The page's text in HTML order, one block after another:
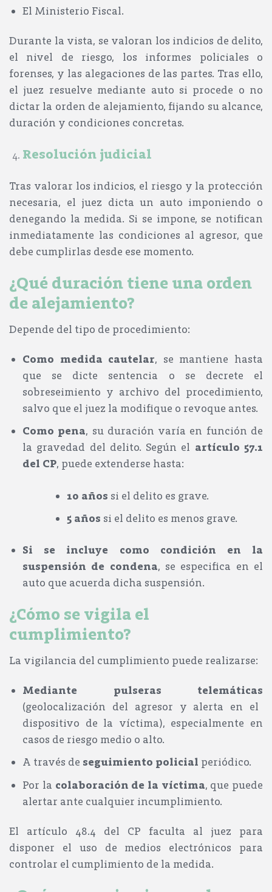
El Ministerio Fiscal.
Durante la vista, se valoran los indicios de delito,
el nivel de riesgo, los informes policiales o
forenses, y las alegaciones de las partes. Tras ello,
el juez resuelve mediante auto si procede o no
dictar la orden de alejamiento, fijando su alcance,
duración y condiciones concretas.
Resolución judicial
Tras valorar los indicios, el riesgo y la protección
necesaria, el juez dicta un auto imponiendo o
denegando la medida. Si se impone, se notifican
inmediatamente las condiciones al agresor, que
debe cumplirlas desde ese momento.
¿Qué duración tiene una orden
de alejamiento?
Depende del tipo de procedimiento:
Como medida cautelar, se mantiene hasta
que se dicte sentencia o se decrete el
sobreseimiento y archivo del procedimiento,
salvo que el juez la modifique o revoque antes.
Como pena, su duración varía en función de
la gravedad del delito. Según el artículo 57.1
del CP, puede extenderse hasta:
10 años si el delito es grave.
5 años si el delito es menos grave.
Si se incluye como condición en la
suspensión de condena, se especifica en el
auto que acuerda dicha suspensión.
¿Cómo se vigila el
cumplimiento?
La vigilancia del cumplimiento puede realizarse:
Mediante pulseras telemáticas
(geolocalización del agresor y alerta en el
dispositivo de la víctima), especialmente en
casos de riesgo medio o alto.
A través de seguimiento policial periódico.
Por la colaboración de la víctima, que puede
alertar ante cualquier incumplimiento.
El artículo 48.4 del CP faculta al juez para
disponer el uso de medios electrónicos para
controlar el cumplimiento de la medida.